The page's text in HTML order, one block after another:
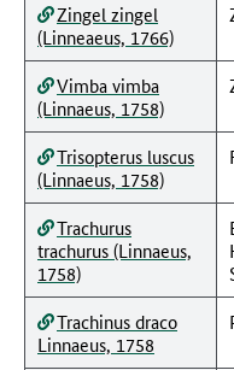
Zingel zingel
(Linneaeus, 1766)
Vimba vimba
(Linnaeus, 1758)
Trisopterus luscus
(Linnaeus, 1758)
Trachurus
trachurus (Linnaeus,
1758)
Trachinus draco
Linnaeus, 1758